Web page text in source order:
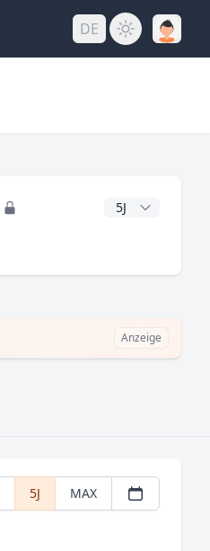
DE
CAGR Jahre
Anzeige
5J MAX